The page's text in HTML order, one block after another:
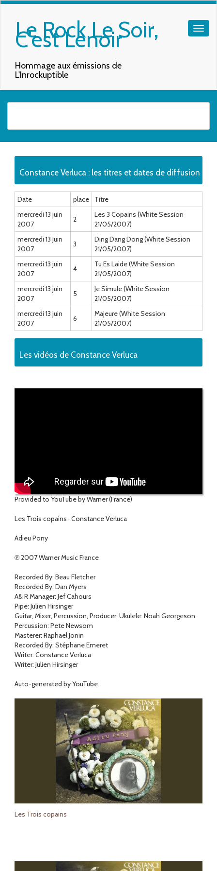
Le Rock Le Soir,
C'est Lenoir
Hommage aux émissions de
L'Inrockuptible
Constance Verluca : les titres et dates de diffusion
Date place
Titre
mercredi 13 juin
2007
2
Les 3 Copains (White Session
21/05/2007)
mercredi 13 juin
2007
3
Ding Dang Dong (White Session
21/05/2007)
mercredi 13 juin
2007
4
Tu Es Laide (White Session
21/05/2007)
mercredi 13 juin
2007
5
Je Simule (White Session
21/05/2007)
mercredi 13 juin
2007
6
Majeure (White Session
21/05/2007)
Les vidéos de Constance Verluca
Provided to YouTube by Warner (France)
Les Trois copains · Constance Verluca
Adieu Pony
℗ 2007 Warner Music France
Recorded By: Beau Fletcher
Recorded By: Dan Myers
A& R Manager: Jef Cahours
Pipe: Julien Hirsinger
Guitar, Mixer, Percussion, Producer, Ukulele: Noah Georgeson
Percussion: Pete Newsom
Masterer: Raphael Jonin
Recorded By: Stéphane Emeret
Writer: Constance Verluca
Writer: Julien Hirsinger
Auto-generated by YouTube.
Les Trois copains